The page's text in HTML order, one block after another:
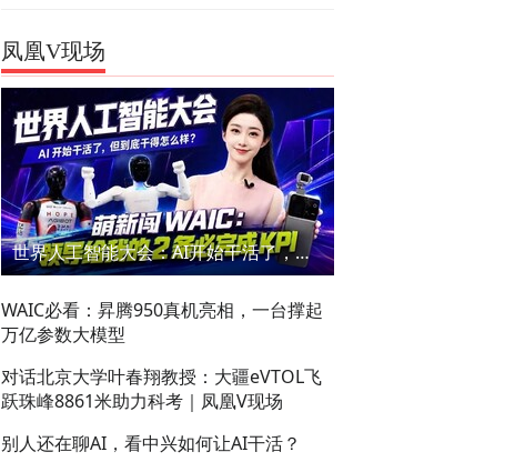
凤凰V现场
世界人工智能大会：AI开始干活了，但到底干的怎么样？萌新闯WAIC
WAIC必看：昇腾950真机亮相，一台撑起
万亿参数大模型
对话北京大学叶春翔教授：大疆eVTOL飞
跃珠峰8861米助力科考｜凤凰V现场
别人还在聊AI，看中兴如何让AI干活？